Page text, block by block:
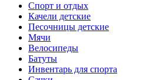
Спорт и отдых
Качели детские
Песочницы детские
Мячи
Велосипеды
Батуты
Инвентарь для спорта